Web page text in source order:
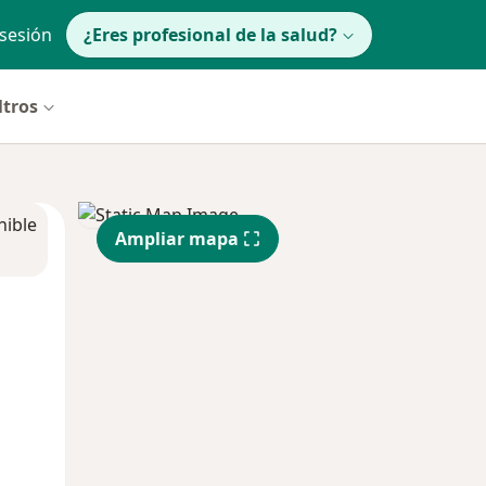
¿Eres profesional de la salud?
Ampliar mapa